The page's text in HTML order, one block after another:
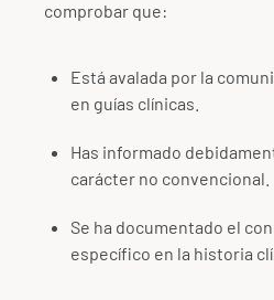
comprobar que:
Está avalada por la
en guías clínicas.
Has informado
carácter no convencional.
Se ha documentado el
específico en la historia